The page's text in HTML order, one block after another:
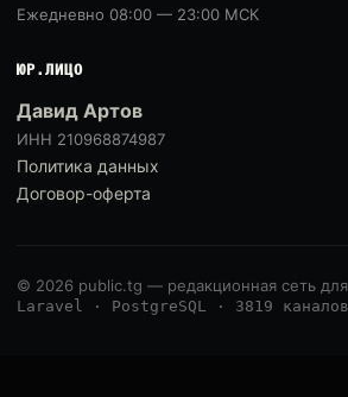
Ежедневно 08:00 — 23:00 МСК
ЮР.ЛИЦО
Давид Артов
ИНН 210968874987
Политика данных
Договор-оферта
© 2026 public.tg — редакционная сеть
Laravel · PostgreSQL · 3819